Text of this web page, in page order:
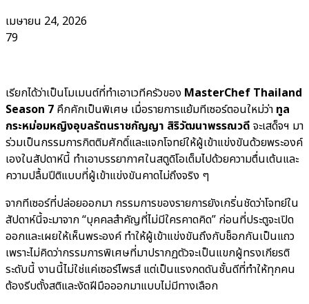
เมษายน 24, 2026
79
เรียกได้ว่าเป็นโมเมนต์ที่ทำเอาเวทีครัวของ MasterChef Thailand
Season 7 คึกคักเป็นพิเศษ เมื่อรายการแย้มทีเซอร์ตอนใหม่ว่า ทูล
กระหม่อมหญิงอุบลรัตนราชกัญญา สิริวัฒนาพรรณวดี จะเสด็จฯ มา
ร่วมเป็นกรรมการกิตติมศักดิ์และแจกโจทย์ให้ผู้เข้าแข่งขันด้วยพระองค์
เองในสัปดาห์นี้ ทำเอาบรรยากาศในสตูดิโอเต็มไปด้วยความตื่นเต้นและ
ความปลื้มปีติแบบที่ผู้เข้าแข่งขันคาดไม่ถึงจริง ๆ
จากทีเซอร์ที่ปล่อยออกมา กรรมการของรายการยังเกริ่นชัดว่าโจทย์ใน
สัปดาห์นี้จะมาจาก “บุคคลสำคัญที่ไม่มีใครคาดคิด” ก่อนที่ประตูจะเปิด
ออกและเผยให้เห็นพระองค์ ทำให้ผู้เข้าแข่งขันถึงกับช็อกกันเป็นแถว
เพราะไม่คิดว่ากรรมการพิเศษที่มาปรากฏตัวจะเป็นแขกผู้ทรงเกียรติ
ระดับนี้ งานนี้ไม่ใช่แค่เซอร์ไพรส์ แต่เป็นแรงกดดันชั้นดีที่ทำให้ทุกคน
ต้องรีบตั้งสติและงัดฝีมือออกมาแบบไม่มีทางเลือก